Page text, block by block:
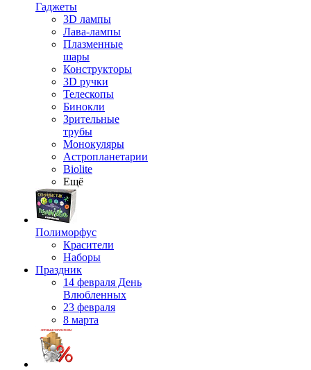
Гаджеты
3D лампы
Лава-лампы
Плазменные
шары
Конструкторы
3D ручки
Телескопы
Бинокли
Зрительные
трубы
Монокуляры
Астропланетарии
Biolite
Ещё
Полиморфус
Красители
Наборы
Праздник
14 февраля День
Влюбленных
23 февраля
8 марта